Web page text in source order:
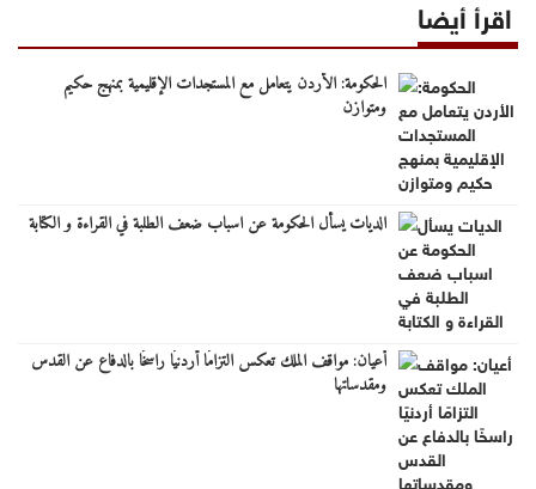
اقرأ أيضا
الحكومة: الأردن يتعامل مع المستجدات الإقليمية بمنهج حكيم
ومتوازن
الديات يسأل الحكومة عن اسباب ضعف الطلبة في القراءة و الكتابة
أعيان: مواقف الملك تعكس التزامًا أردنيًا راسخًا بالدفاع عن القدس
ومقدساتها